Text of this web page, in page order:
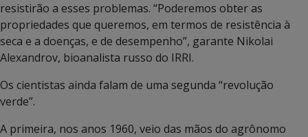
resistirão a esses problemas. “Poderemos obter as
propriedades que queremos, em termos de resistência à
seca e a doenças, e de desempenho”, garante Nikolai
Alexandrov, bioanalista russo do IRRI.
Os cientistas ainda falam de uma segunda “revolução
verde”.
A primeira, nos anos 1960, veio das mãos do agrônomo